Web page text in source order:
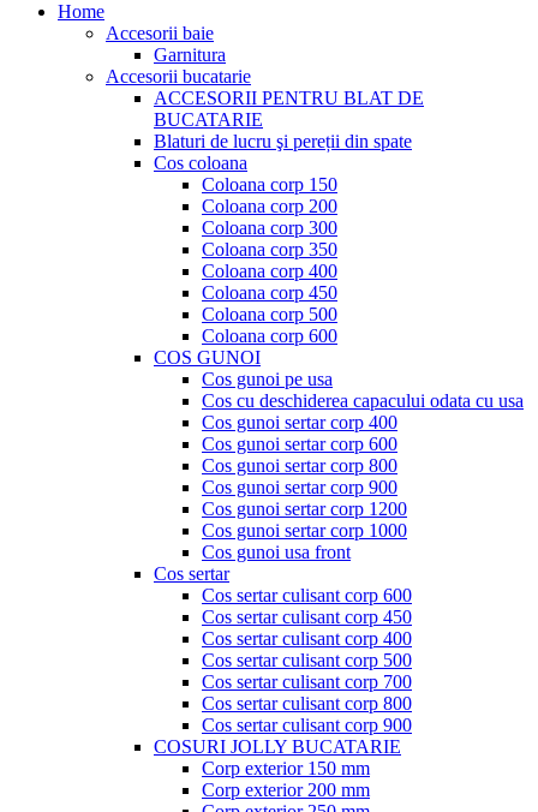
Home
Accesorii baie
Garnitura
Accesorii bucatarie
ACCESORII PENTRU BLAT DE
BUCATARIE
Blaturi de lucru şi pereții din spate
Cos coloana
Coloana corp 150
Coloana corp 200
Coloana corp 300
Coloana corp 350
Coloana corp 400
Coloana corp 450
Coloana corp 500
Coloana corp 600
COS GUNOI
Cos gunoi pe usa
Cos cu deschiderea capacului odata cu usa
Cos gunoi sertar corp 400
Cos gunoi sertar corp 600
Cos gunoi sertar corp 800
Cos gunoi sertar corp 900
Cos gunoi sertar corp 1200
Cos gunoi sertar corp 1000
Cos gunoi usa front
Cos sertar
Cos sertar culisant corp 600
Cos sertar culisant corp 450
Cos sertar culisant corp 400
Cos sertar culisant corp 500
Cos sertar culisant corp 700
Cos sertar culisant corp 800
Cos sertar culisant corp 900
COSURI JOLLY BUCATARIE
Corp exterior 150 mm
Corp exterior 200 mm